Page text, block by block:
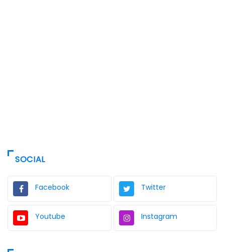
SOCIAL
Facebook Twitter
Youtube Instagram